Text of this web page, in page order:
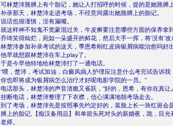
可林楚沛胳膊上有个胎记，她让人打招呼的时候，提的是她胳膊
补录那天，林楚沛走进考场，不经意间露出她胳膊上的胎记。
说话也很谨慎，没有漏嘴。
就这样神不知鬼不觉蒙混过关，牛皮癣要注意哪些方面的保养拿
乔琦笑得灿烂，宛如一朵盛开的鲜花，然后大手一挥，将‘没有’改成
林楚沛参加补录考试的这天，季恩希刚红皮病银屑病能治愈吗好出
他早就想跟林楚沛在车上play了。
于是今早他特地给林楚沛打了一通电话。
“喂，楚沛，考试加油，白癜风病人护理应注意什么考完试告诉
你也即将成为银屑病怎么治疗才好呢电影学院的一员。”
电话那头，林楚沛的声音清脆又雀跃，“好的，恩希，有你在真让
挂断电话，林楚沛整理了下衣襟，信心满满地朝考场走去。
到了考场，林楚沛先是按照事先约定好的，装脸上长一块红斑会
膊上的胎记,【痴汉备用品】和单箭头死对头的新婚夜，跪，目
老师。